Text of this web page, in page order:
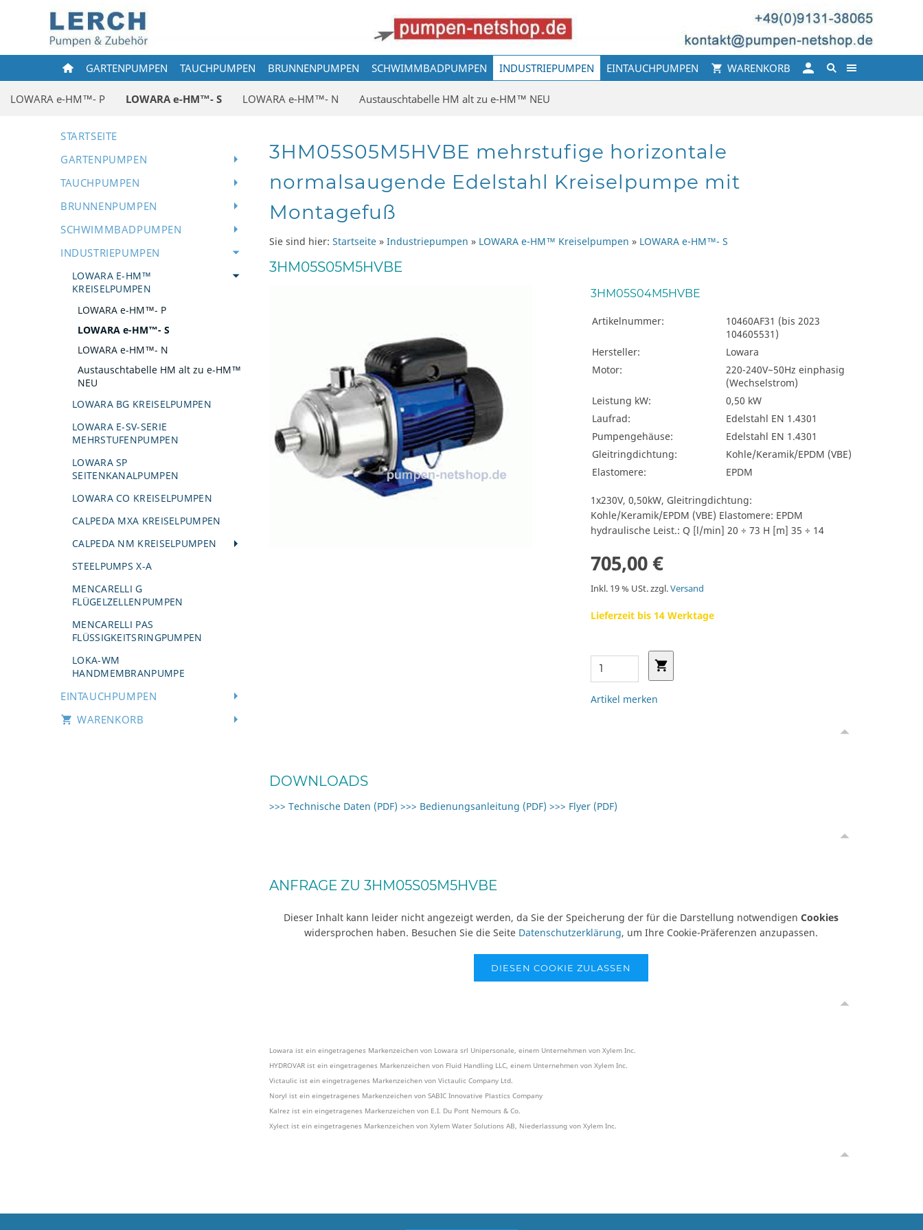
GARTENPUMPEN TAUCHPUMPEN BRUNNENPUMPEN SCHWIMMBADPUMPEN INDUSTRIEPUMPEN EINTAUCHPUMPEN WARENKORB
LOWARA e-HM™- P LOWARA e-HM™- S LOWARA e-HM™- N Austauschtabelle HM alt zu e-HM™ NEU
STARTSEITE
GARTENPUMPEN
TAUCHPUMPEN
BRUNNENPUMPEN
SCHWIMMBADPUMPEN
INDUSTRIEPUMPEN
LOWARA E-HM™
KREISELPUMPEN
LOWARA e-HM™- P
LOWARA e-HM™- S
LOWARA e-HM™- N
Austauschtabelle HM alt zu e-HM™
NEU
LOWARA BG KREISELPUMPEN
LOWARA E-SV-SERIE
MEHRSTUFENPUMPEN
LOWARA SP
SEITENKANALPUMPEN
LOWARA CO KREISELPUMPEN
CALPEDA MXA KREISELPUMPEN
CALPEDA NM KREISELPUMPEN
STEELPUMPS X-A
MENCARELLI G
FLÜGELZELLENPUMPEN
MENCARELLI PAS
FLÜSSIGKEITSRINGPUMPEN
LOKA-WM
HANDMEMBRANPUMPE
EINTAUCHPUMPEN
WARENKORB
3HM05S05M5HVBE mehrstufige horizontale
normalsaugende Edelstahl Kreiselpumpe mit
Montagefuß
Sie sind hier: Startseite » Industriepumpen » LOWARA e-HM™ Kreiselpumpen » LOWARA e-HM™- S
3HM05S05M5HVBE
3HM05S04M5HVBE
Artikelnummer:
10460AF31 (bis 2023
104605531)
Hersteller:
Lowara
Motor:
220-240V~50Hz einphasig
(Wechselstrom)
Leistung kW:
0,50 kW
Laufrad:
Edelstahl EN 1.4301
Pumpengehäuse:
Edelstahl EN 1.4301
Gleitringdichtung:
Kohle/Keramik/EPDM (VBE)
Elastomere:
EPDM
1x230V, 0,50kW, Gleitringdichtung:
Kohle/Keramik/EPDM (VBE) Elastomere: EPDM
hydraulische Leist.: Q [l/min] 20 ÷ 73 H [m] 35 ÷ 14
705,00 €
Inkl. 19 % USt. zzgl.Versand
Lieferzeit bis 14 Werktage
Artikel merken
DOWNLOADS
>>> Technische Daten (PDF) >>> Bedienungsanleitung (PDF) >>> Flyer (PDF)
ANFRAGE ZU 3HM05S05M5HVBE
Dieser Inhalt kann leider nicht angezeigt werden, da Sie der Speicherung der für die Darstellung notwendigen Cookies
widersprochen haben. Besuchen Sie die Seite Datenschutzerklärung, um Ihre Cookie-Präferenzen anzupassen.
DIESEN COOKIE ZULASSEN
Lowara ist ein eingetragenes Markenzeichen von Lowara srl Unipersonale, einem Unternehmen von Xylem Inc.
HYDROVAR ist ein eingetragenes Markenzeichen von Fluid Handling LLC, einem Unternehmen von Xylem Inc.
Victaulic ist ein eingetragenes Markenzeichen von Victaulic Company Ltd.
Noryl ist ein eingetragenes Markenzeichen von SABIC Innovative Plastics Company
Kalrez ist ein eingetragenes Markenzeichen von E.I. Du Pont Nemours & Co.
Xylect ist ein eingetragenes Markenzeichen von Xylem Water Solutions AB, Niederlassung von Xylem Inc.